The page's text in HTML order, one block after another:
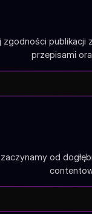
zgodności
przepisami
od